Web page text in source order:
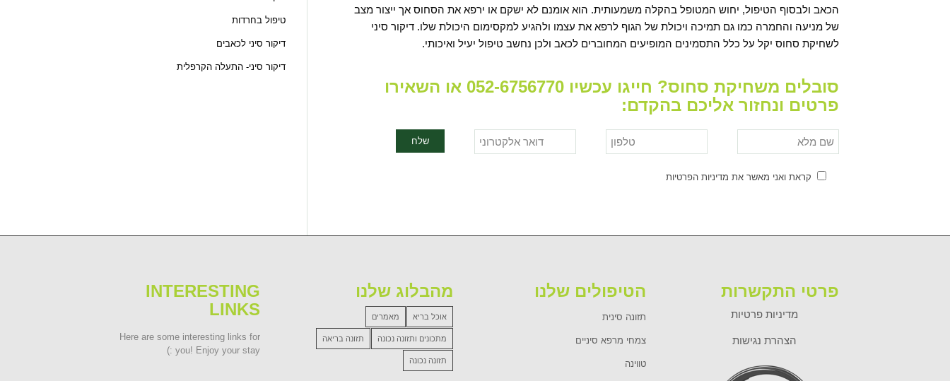
הכאב ולבסוף הטיפול, יחוש המטופל בהקלה משמעותית. הוא אומנם לא ישקם או ירפא את הסחוס אך ייצור מצב
של מניעה והחמרה כמו גם תמיכה ויכולת של הגוף לרפא את עצמו ולהגיע למקסימום היכולת שלו. דיקור סיני
לשחיקת סחוס יקל על כלל התסמינים המופיעים המחוברים לכאב ולכן נחשב טיפול יעיל ואיכותי.
סובלים משחיקת סחוס? חייגו עכשיו 052-6756770 או השאירו
פרטים ונחזור אליכם בהקדם:
קראת ואני מאשר את מדיניות הפרטיות
טיפול בחרדות
דיקור סיני לכאבים
דיקור סיני- התעלה הקרפלית
INTERESTING
LINKS
Here are some interesting links for
you! Enjoy your stay :)
מהבלוג שלנו
אוכל בריא מאמרים
מתכונים ותזונה נכונה תזונה בריאה
תזונה נכונה
הטיפולים שלנו
תזונה סינית
צמחי מרפא סיניים
טווינה
פרטי התקשרות
מדיניות פרטיות
הצהרת נגישות